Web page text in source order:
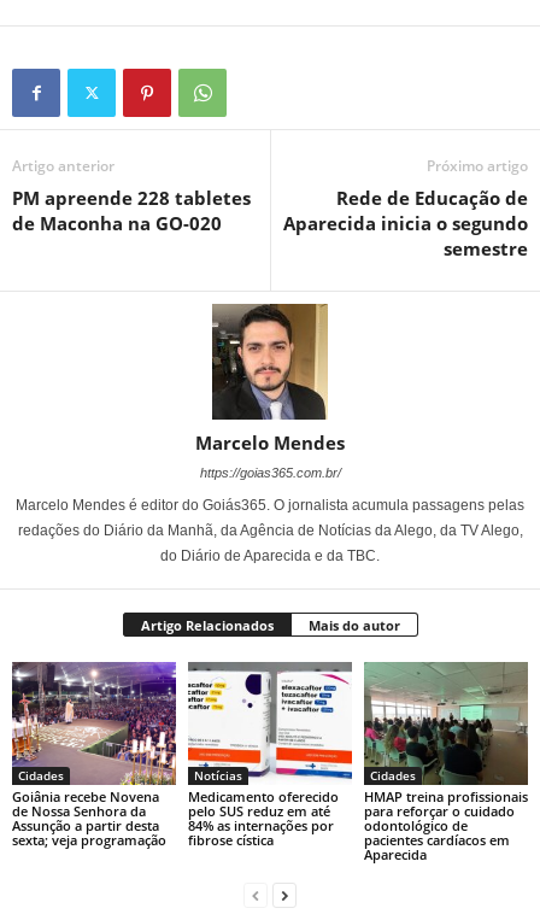
Artigo anterior
PM apreende 228 tabletes
de Maconha na GO-020
Próximo artigo
Rede de Educação de
Aparecida inicia o segundo
semestre
Marcelo Mendes
https://goias365.com.br/
Marcelo Mendes é editor do Goiás365. O jornalista acumula passagens pelas
redações do Diário da Manhã, da Agência de Notícias da Alego, da TV Alego,
do Diário de Aparecida e da TBC.
Artigo Relacionados Mais do autor
Cidades
Goiânia recebe Novena
de Nossa Senhora da
Assunção a partir desta
sexta; veja programação
Notícias
Medicamento oferecido
pelo SUS reduz em até
84% as internações por
fibrose cística
Cidades
HMAP treina profissionais
para reforçar o cuidado
odontológico de
pacientes cardíacos em
Aparecida